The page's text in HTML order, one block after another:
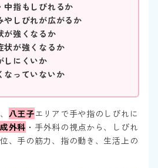
中指もしびれるか
やしびれが広がるか
が強くなるか
状が強くなるか
しにくいか
なっていないか
八王子エリアで手や指のしびれに
外科 ・手外科の視点から、しびれ
、手の筋力、指の動き、生活上の